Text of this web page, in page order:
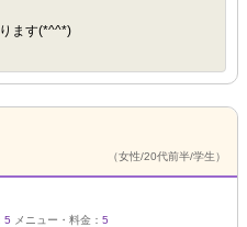
ます(*^^*)
（女性/20代前半/学生）
5 メニュー・料金： 5